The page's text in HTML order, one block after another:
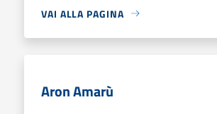
VAI ALLA PAGINA
Aron Amarù